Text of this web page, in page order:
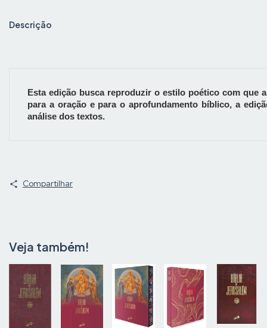
Descrição
Esta edição busca reproduzir o estilo poético com que
para a oração e para o aprofundamento bíblico, a
análise dos textos.
Compartilhar
Veja também!